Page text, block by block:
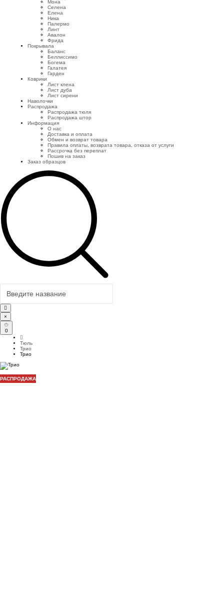
Мона
Селена
Елена
Ника
Палермо
Линт
Авалон
Фрида
Покрывала
Баланс
Беллиссимо
Богема
Галатея
Гарден
Коврики
Лист клена
Лист дуба
Лист сирени
Наволочки
Распродажа
Распродажа тюля
Распродажа штор
Информация
О нас
Доставка и оплата
Обмен и возврат товара
Правила оплаты, возврата товара, отказа от услуги
Рассрочка без переплат
Пошив на заказ
Заказ образцов
×
0
Тюль
Трио
Трио
РАСПРОДАЖА